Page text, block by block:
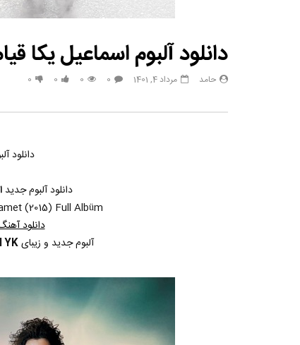
دانلود آلبوم اسماعیل یکا
حامد مرداد 4, 1401 0
0
0
0
دانلود
دانلود آلبوم جدید
(2015) Full Albüm
دانلود
آلبوم جدید و زیبایYK